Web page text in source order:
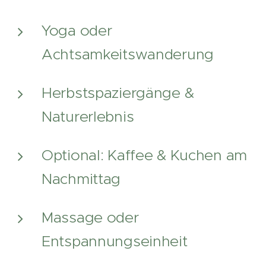
Yoga oder
Achtsamkeitswanderung
Herbstspaziergänge &
Naturerlebnis
Optional: Kaffee & Kuchen am
Nachmittag
Massage oder
Entspannungseinheit